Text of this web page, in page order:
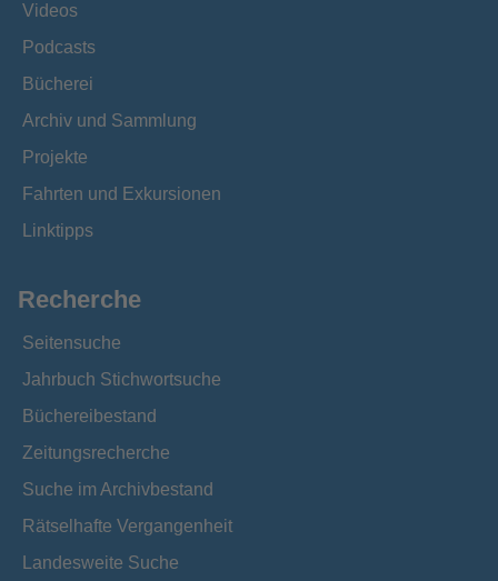
Videos
Podcasts
Bücherei
Archiv und Sammlung
Projekte
Fahrten und Exkursionen
Linktipps
Recherche
Seitensuche
Jahrbuch Stichwortsuche
Büchereibestand
Zeitungsrecherche
Suche im Archivbestand
Rätselhafte Vergangenheit
Landesweite Suche